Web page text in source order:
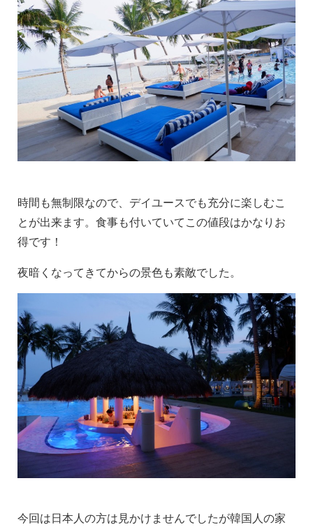
時間も無制限なので、デイユースでも充分に楽しむこ
とが出来ます。食事も付いていてこの値段はかなりお
得です！
夜暗くなってきてからの景色も素敵でした。
今回は日本人の方は見かけませんでしたが韓国人の家